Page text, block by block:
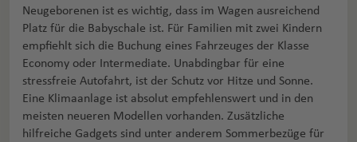
Neugeborenen ist es wichtig, dass im Wagen ausreichend
Platz für die Babyschale ist. Für Familien mit zwei Kindern
empfiehlt sich die Buchung eines Fahrzeuges der Klasse
Economy oder Intermediate. Unabdingbar für eine
stressfreie Autofahrt, ist der Schutz vor Hitze und Sonne.
Eine Klimaanlage ist absolut empfehlenswert und in den
meisten neueren Modellen vorhanden. Zusätzliche
hilfreiche Gadgets sind unter anderem Sommerbezüge für